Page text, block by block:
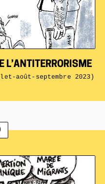
L’ANTITERRORISME
août-septembre 2023)